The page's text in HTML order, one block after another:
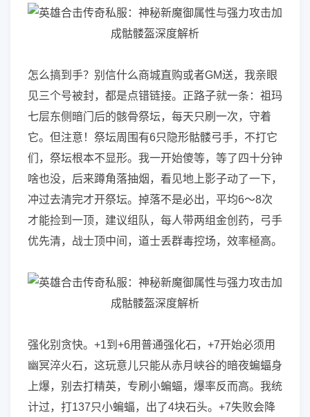
怎么搞到手？别信什么商城直购或者GM送，我亲眼
见三个号被封，都是点错链接。正路子就一条：祖玛
七层东侧暗门后的骸骨祭坛，每天只刷一次，守着
它。但注意！祭坛周围有6只隐形骷髅弓手，不打它
们，祭坛根本不显形。我一开始傻等，等了四十分钟
啥也没，后来蹲角落抽烟，看见地上影子动了一下，
冲过去清完才开祭坛。掉落不是必出，平均6～8次
才能捡到一顶，建议组队，每人带两组金创药，弓手
优先清，战士顶中间，道士丢群毒控场，效率極高。
强化别贪快。+1到+6用普通强化石，+7开始必须用
幽冥淬火石，这玩意儿只能从赤月峡谷的暗夜蝙蝠身
上爆，别去打精英，专刷小蝙蝠，爆率反而高。我统
计过，打137只小蝙蝠，出了4块石头。+7失败会降